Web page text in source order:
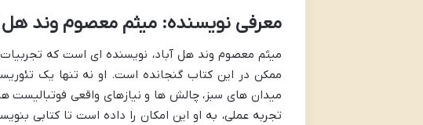
معرفی نویسنده:میثم معصوم وند هل
میثم معصوم وند هل آباد، نویسنده ای است که
ممکن در این کتاب گنجانده است. او نه تنها یک
میدان های سبز، چالش ها و نیازهای واقعی فوتبالیست
تجربه عملی، به او این امکان را داده است تا کتابی